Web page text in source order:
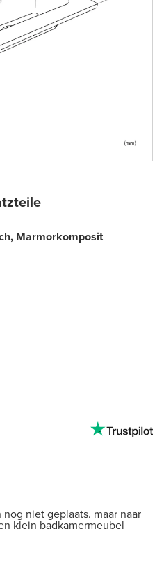
Marmorkomposit
niet geplaats. maar naar
klein badkamermeubel